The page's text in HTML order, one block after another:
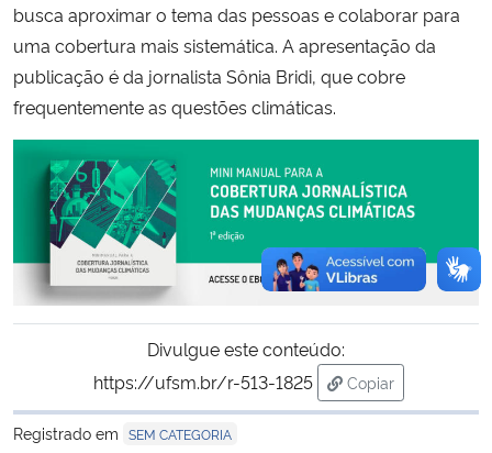
busca aproximar o tema das pessoas e colaborar para
uma cobertura mais sistemática. A apresentação da
publicação é da jornalista Sônia Bridi, que cobre
frequentemente as questões climáticas.
Divulgue este conteúdo:
https://ufsm.br/r-513-1825
Copiar
para área de
Registrado em SEM CATEGORIA